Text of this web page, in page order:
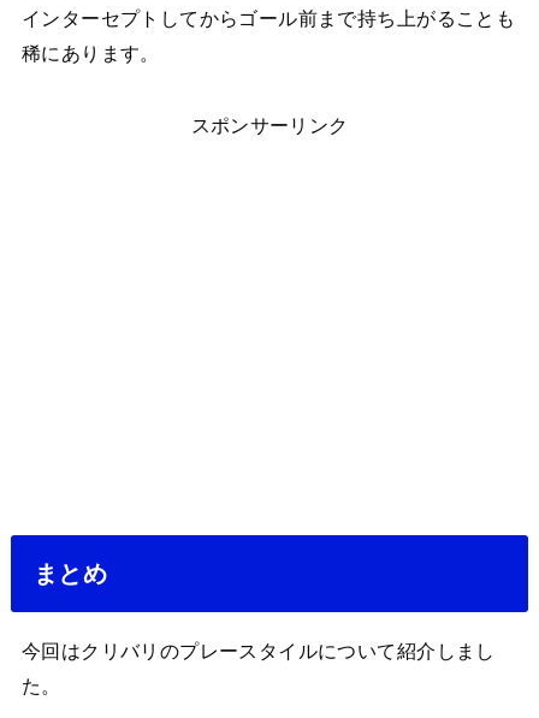
インターセプトしてからゴール前まで持ち上がることも
稀にあります。
スポンサーリンク
まとめ
今回はクリバリのプレースタイルについて紹介しまし
た。